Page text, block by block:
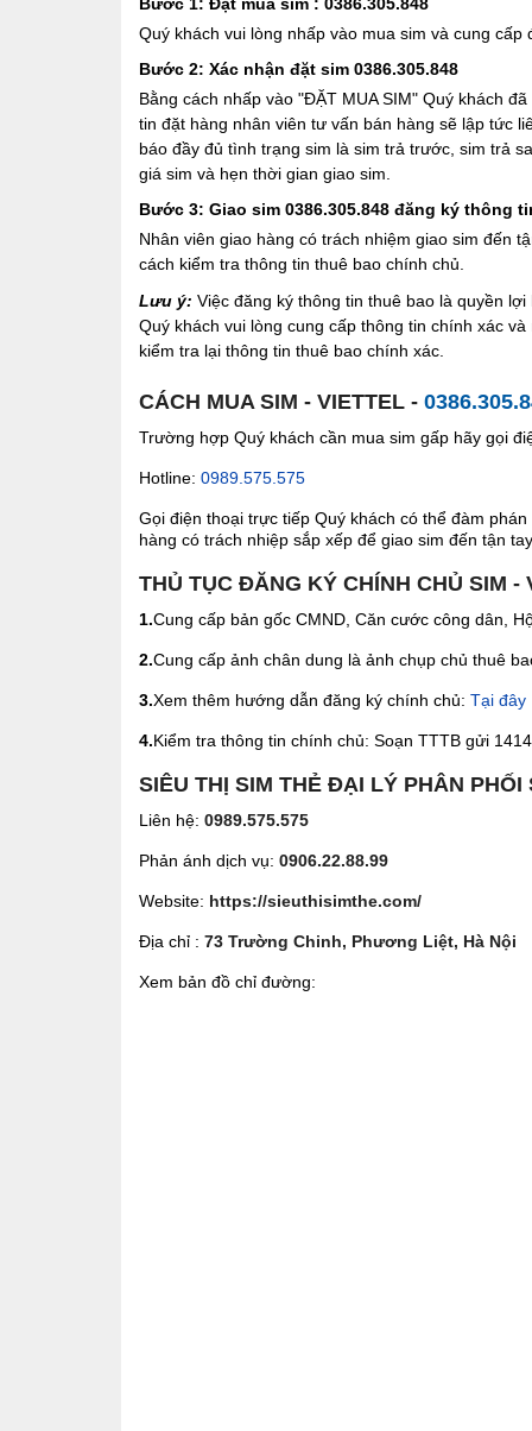
Quý khách vui lòng nhấp vào mua sim và cung
Bước 2: Xác nhận đặt sim 0386.305.848
Bằng cách nhấp vào "ĐẶT MUA SIM" Quý khách
tin đặt hàng nhân viên tư vấn bán hàng sẽ lập tức
báo đầy đủ tình trạng sim là sim trả trước, sim trả
giá sim và hẹn thời gian giao sim.
Bước 3: Giao sim 0386.305.848 đăng ký thông
Nhân viên giao hàng có trách nhiệm giao sim đến
cách kiểm tra thông tin thuê bao chính chủ.
Lưu ý: Việc đăng ký thông tin thuê bao là quyền
Quý khách vui lòng cung cấp thông tin chính xác
kiểm tra lại thông tin thuê bao chính xác.
CÁCH MUA SIM - VIETTEL -
Trường hợp Quý khách cần mua sim gấp hãy gọi
Hotline: 0989.575.575
Gọi điện thoại trực tiếp Quý khách có thể đàm
hàng có trách nhiệp sắp xếp để giao sim đến tận
THỦ TỤC ĐĂNG KÝ CHÍNH CHỦ SIM -
1.Cung cấp bản gốc CMND, Căn cước công dân,
2.Cung cấp ảnh chân dung là ảnh chụp chủ thuê
3.Xem thêm hướng dẫn đăng ký chính chủ: Tại đây
4.Kiểm tra thông tin chính chủ: Soạn TTTB gửi
SIÊU THỊ SIM THẺ ĐẠI LÝ PHÂN PHỐI
Liên hệ: 0989.575.575
Phản ánh dịch vụ: 0906.22.88.99
Website: https://sieuthisimthe.com/
Địa chỉ : 73 Trường Chinh, Phương Liệt, Hà Nội
Xem bản đồ chỉ đường: